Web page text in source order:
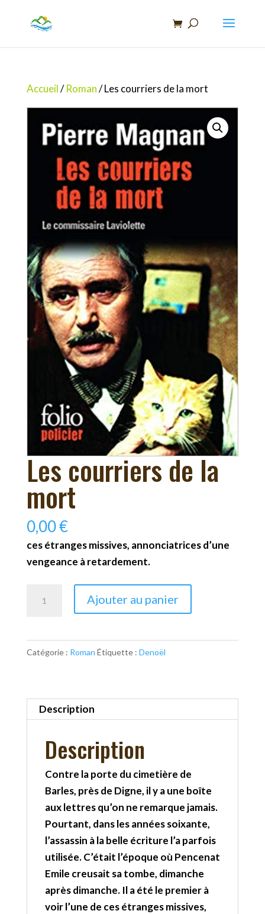
Accueil/Roman/ Les courriers de la mort
Les courriers de la
mort
0,00€
ces étranges missives, annonciatrices d’une
vengeance à retardement.
courriers
de
Ajouter au panier
Catégorie : Roman Étiquette : Denoël
Description
Description
Contre la porte du cimetière de
Barles, près de Digne, il y a une boîte
aux lettres qu’on ne remarque jamais.
Pourtant, dans les années soixante,
l’assassin à la belle écriture l’a parfois
utilisée. C’était l’époque où Pencenat
Emile creusait sa tombe, dimanche
après dimanche. Il a été le premier à
voir l’une de ces étranges missives,